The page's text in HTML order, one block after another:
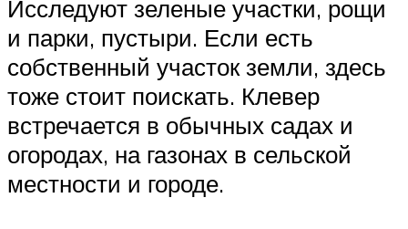
Исследуют зеленые участки, рощи
и парки, пустыри. Если есть
собственный участок земли, здесь
тоже стоит поискать. Клевер
встречается в обычных садах и
огородах, на газонах в сельской
местности и городе.